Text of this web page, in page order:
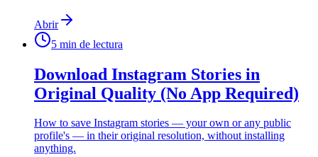
Abrir
5 min de lectura
Download Instagram Stories in
Original Quality (No App Required)
How to save Instagram stories — your own or any public
profile's — in their original resolution, without installing
anything.